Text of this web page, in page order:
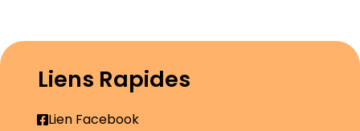
Liens Rapides
Lien Facebook